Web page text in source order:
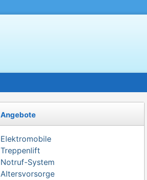
Angebote
Elektromobile
Treppenlift
Notruf-System
Altersvorsorge